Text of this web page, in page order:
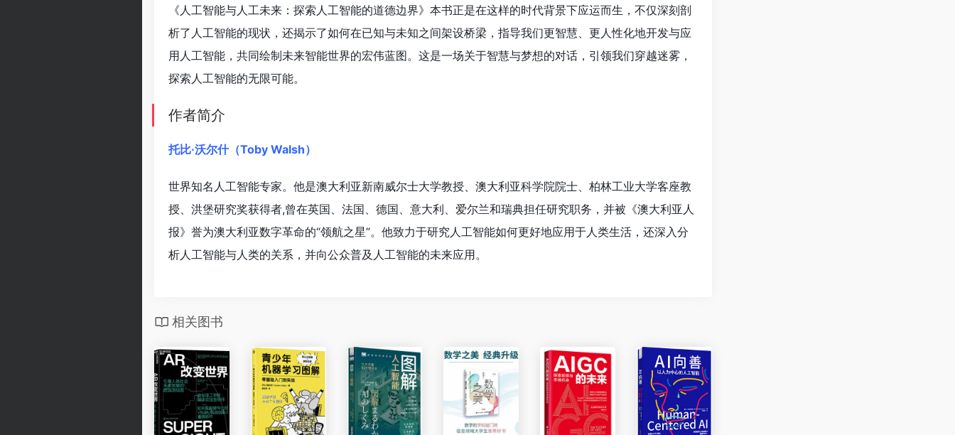
《人工智能与人工未来：探索人工智能的道德边界》本书正是在这样的时代背景下应运而生，不仅深刻剖
析了人工智能的现状，还揭示了如何在已知与未知之间架设桥梁，指导我们更智慧、更人性化地开发与应
用人工智能，共同绘制未来智能世界的宏伟蓝图。这是一场关于智慧与梦想的对话，引领我们穿越迷雾，
探索人工智能的无限可能。
作者简介
托比·沃尔什（Toby Walsh）
世界知名人工智能专家。他是澳大利亚新南威尔士大学教授、澳大利亚科学院院士、柏林工业大学客座教
授、洪堡研究奖获得者,曾在英国、法国、德国、意大利、爱尔兰和瑞典担任研究职务，并被《澳大利亚人
报》誉为澳大利亚数字革命的“领航之星”。他致力于研究人工智能如何更好地应用于人类生活，还深入分
析人工智能与人类的关系，并向公众普及人工智能的未来应用。
相关图书